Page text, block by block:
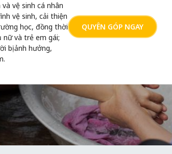
vệ sinh cá nhân
vệ sinh, cải thiện
học, đồng thời
và trẻ em gái;
bị ảnh hưởng,
QUYÊN GÓP NGAY